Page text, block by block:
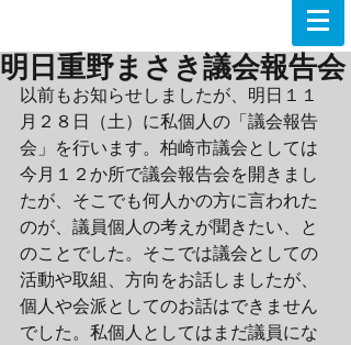
明日重野まさき議会報告会
以前もお知らせしましたが、明日１１
月２８日（土）に私個人の「議会報告
会」を行います。柏崎市議会としては
今月１２か所で議会報告会を開きまし
たが、そこでも何人かの方に言われた
のが、議員個人の考えが聞きたい、と
のことでした。そこでは議会としての
活動や取組、方向をお話しましたが、
個人や会派としてのお話はできません
でした。私個人としてはまだ議員にな